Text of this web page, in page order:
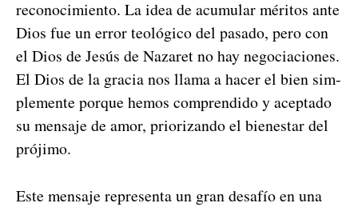
reconocimien­to. La idea de acu­mu­lar méri­tos ante
Dios fue un error teológi­co del pasa­do, pero con
el Dios de Jesús de Nazaret no hay nego­cia­ciones.
El Dios de la gra­cia nos lla­ma a hac­er el bien sim­
ple­mente porque hemos com­pren­di­do y acep­ta­do
su men­saje de amor, pri­or­izan­do el bien­es­tar del
próji­mo.
Este men­saje rep­re­sen­ta un gran desafío en una